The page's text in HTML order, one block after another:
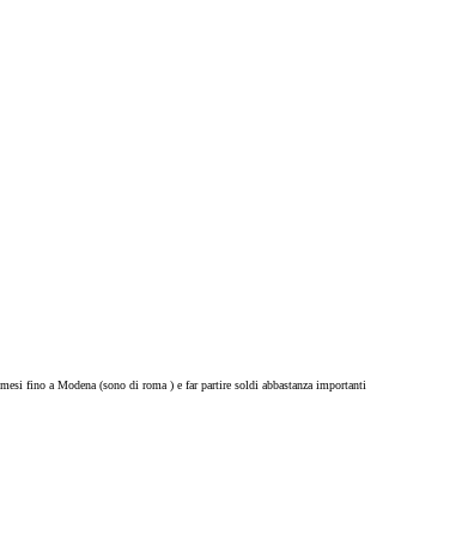
fino a Modena (sono di roma ) e far partire soldi abbastanza importanti